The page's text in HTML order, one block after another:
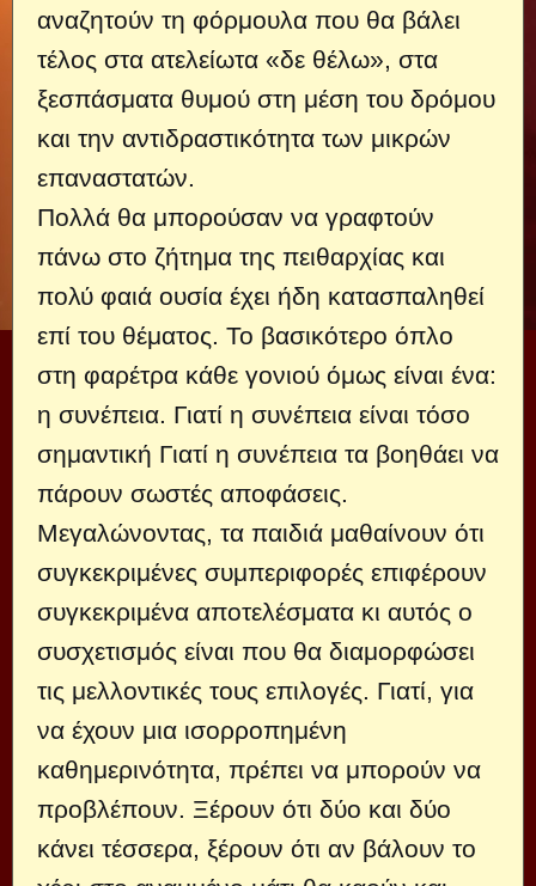
αναζητούν τη φόρμουλα που θα βάλει
τέλος στα ατελείωτα «δε θέλω», στα
ξεσπάσματα θυμού στη μέση του δρόμου
και την αντιδραστικότητα των μικρών
επαναστατών.
Πολλά θα μπορούσαν να γραφτούν
πάνω στο ζήτημα της πειθαρχίας και
πολύ φαιά ουσία έχει ήδη κατασπαληθεί
επί του θέματος. Το βασικότερο όπλο
στη φαρέτρα κάθε γονιού όμως είναι ένα:
η συνέπεια. Γιατί η συνέπεια είναι τόσο
σημαντική Γιατί η συνέπεια τα βοηθάει να
πάρουν σωστές αποφάσεις.
Μεγαλώνοντας, τα παιδιά μαθαίνουν ότι
συγκεκριμένες συμπεριφορές επιφέρουν
συγκεκριμένα αποτελέσματα κι αυτός ο
συσχετισμός είναι που θα διαμορφώσει
τις μελλοντικές τους επιλογές. Γιατί, για
να έχουν μια ισορροπημένη
καθημερινότητα, πρέπει να μπορούν να
προβλέπουν. Ξέρουν ότι δύο και δύο
κάνει τέσσερα, ξέρουν ότι αν βάλουν το